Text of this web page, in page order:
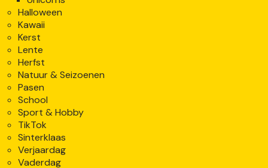
Halloween
Kawaii
Kerst
Lente
Herfst
Natuur & Seizoenen
Pasen
School
Sport & Hobby
TikTok
Sinterklaas
Verjaardag
Vaderdag